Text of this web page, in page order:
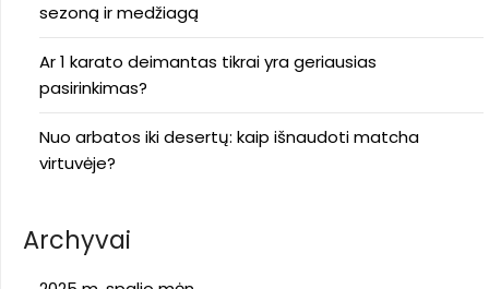
sezoną ir medžiagą
Ar 1 karato deimantas tikrai yra geriausias
pasirinkimas?
Nuo arbatos iki desertų: kaip išnaudoti matcha
virtuvėje?
Archyvai